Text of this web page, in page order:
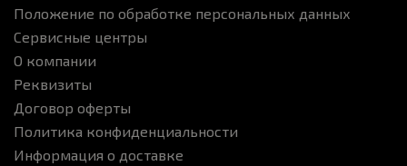
Положение по обработке персональных данных
Сервисные центры
О компании
Реквизиты
Договор оферты
Политика конфиденциальности
Информация о доставке